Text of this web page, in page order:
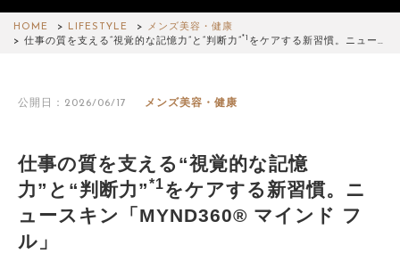
HOME LIFESTYLE
メンズ美容・健康
仕事の質を支える“視覚的な記憶力”と“判断力”*1 をケアする新習慣。ニュー…
公開日：2026/06/17 メンズ美容・健康
仕事の質を支える“視覚的な記憶
力”と“判断力”*1をケアする新習慣。ニ
ュースキン「MYND360® マインド フ
ル」